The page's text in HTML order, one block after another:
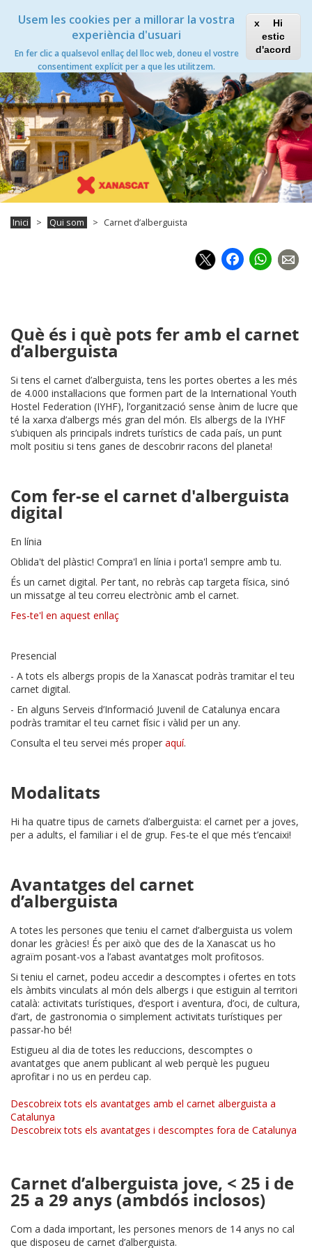
Usem les cookies per a millorar la vostra
experiència d'usuari
En fer clic a qualsevol enllaç del lloc web, doneu el vostre
consentiment explícit per a que les utilitzem.
Hi
estic
d'acord
Toggle
Xanascat
Toggle
navigation
Carnet d’alberguista
Inici Qui som Carnet d’alberguista
Què és i què pots fer amb el carnet
d’alberguista
Si tens el carnet d’alberguista, tens les portes obertes a les més
de 4.000 instal·lacions que formen part de la International Youth
Hostel Federation (IYHF), l’organització sense ànim de lucre que
té la xarxa d’albergs més gran del món. Els albergs de la IYHF
s’ubiquen als principals indrets turístics de cada país, un punt
molt positiu si tens ganes de descobrir racons del planeta!
Com fer-se el carnet d'alberguista
digital
En línia
Oblida't del plàstic! Compra'l en línia i porta'l sempre amb tu.
És un carnet digital. Per tant, no rebràs cap targeta física, sinó
un missatge al teu correu electrònic amb el carnet.
Fes-te'l en aquest enllaç
Presencial
- A tots els albergs propis de la Xanascat podràs tramitar el teu
carnet digital.
- En alguns Serveis d’Informació Juvenil de Catalunya encara
podràs tramitar el teu carnet físic i vàlid per un any.
Consulta el teu servei més proper aquí.
Modalitats
Hi ha quatre tipus de carnets d’alberguista: el carnet per a joves,
per a adults, el familiar i el de grup. Fes-te el que més t’encaixi!
Avantatges del carnet
d’alberguista
A totes les persones que teniu el carnet d’alberguista us volem
donar les gràcies! És per això que des de la Xanascat us ho
agraïm posant-vos a l’abast avantatges molt profitosos.
Si teniu el carnet, podeu accedir a descomptes i ofertes en tots
els àmbits vinculats al món dels albergs i que estiguin al territori
català: activitats turístiques, d’esport i aventura, d’oci, de cultura,
d’art, de gastronomia o simplement activitats turístiques per
passar-ho bé!
Estigueu al dia de totes les reduccions, descomptes o
avantatges que anem publicant al web perquè les pugueu
aprofitar i no us en perdeu cap.
Descobreix tots els avantatges amb el carnet alberguista a
Catalunya
Descobreix tots els avantatges i descomptes fora de Catalunya
Carnet d’alberguista jove, < 25 i de
25 a 29 anys (ambdós inclosos)
Com a dada important, les persones menors de 14 anys no cal
que disposeu de carnet d’alberguista.